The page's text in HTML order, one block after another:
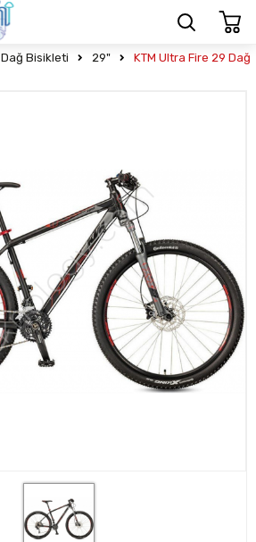
Dağ Bisikleti 29"
KTM Ultra Fire 29 Dağ